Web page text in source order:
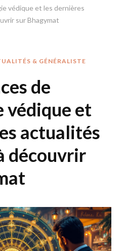
védique et les dernières
sur Bhagymat
& GÉNÉRALISTE
de
védique et
actualités
découvrir